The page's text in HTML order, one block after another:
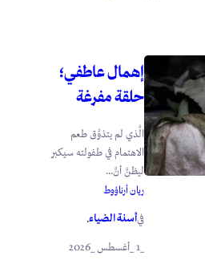
إهمال عاطفي؛
حلقة مفرغة
الَّذي لم يتذوَّق طعم
الاهتمام في طفولته سيكبر
ليظنَّ أنَّ...
ريان أرناؤوط
فيأسنة الضياء.